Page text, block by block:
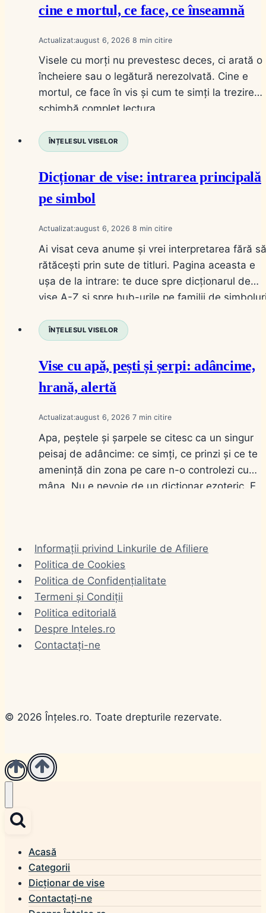
cine e mortul, ce face, ce înseamnă
Actualizat:august 6, 2026 8
Visele cu morți nu prevestesc deces, ci arată o
încheiere sau o legătură nerezolvată. Cine e
mortul, ce face în vis și cum te simți la trezire
schimbă complet lectura.
ÎNȚELESUL VISELOR
Dicționar de vise: intrarea principală
pe simbol
Actualizat:august 6, 2026 8
Ai visat ceva anume și vrei interpretarea fără să
rătăcești prin sute de titluri. Pagina aceasta e
ușa de la intrare: te duce spre dicționarul de
vise A-Z și spre hub-urile pe familii de
folosești când știi simbolul, dar nu știi…
ÎNȚELESUL VISELOR
Vise cu apă, pești și șerpi: adâncime,
hrană, alertă
Actualizat:august 6, 2026 7
Apa, peștele și șarpele se citesc ca un singur
peisaj de adâncime: ce simți, ce prinzi și ce te
amenință din zona pe care n-o controlezi cu
mâna. Nu e nevoie de un dicționar ezoteric. E
Informații privind Linkurile de Afiliere
Politica de Cookies
Politica de Confidențialitate
Termeni și Condiții
Politica editorială
Despre Inteles.ro
Contactați-ne
© 2026 Înțeles.ro. Toate drepturile rezervate.
Acasă
Categorii
Dicționar de vise
Contactați-ne